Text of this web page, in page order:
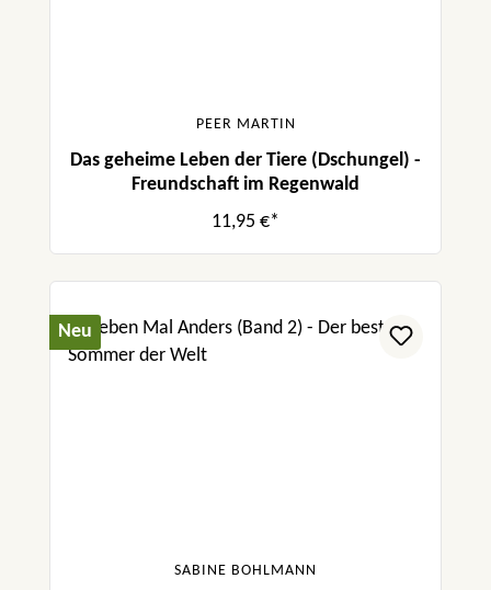
PEER MARTIN
Das geheime Leben der Tiere (Dschungel) -
Freundschaft im Regenwald
11,95 €*
Neu
SABINE BOHLMANN